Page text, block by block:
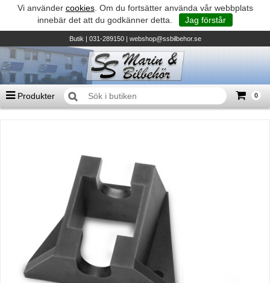
Vi använder cookies. Om du fortsätter använda vår webbplats
innebär det att du godkänner detta.
Jag förstår
Butik| 031-289150 | webshop@ssbilbehor.se
Produkter 0
Suzuki - Utombordare
Suzumar - Gummibåtar
Honda - Utombordare
HonWave - Gummibåtar
Honda - Elverk & Pumpar